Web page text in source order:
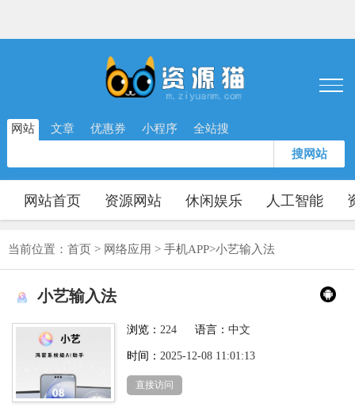
网站 文章 优惠券 小程序 全站搜
搜网站
网站首页 资源网站 休闲娱乐 人工智能
当前位置： 首页 > 网络应用 > 手机APP>小艺输入法
小艺输入法
浏览： 224 语言：中文
时间： 2025-12-08 11:01:13
直接访问